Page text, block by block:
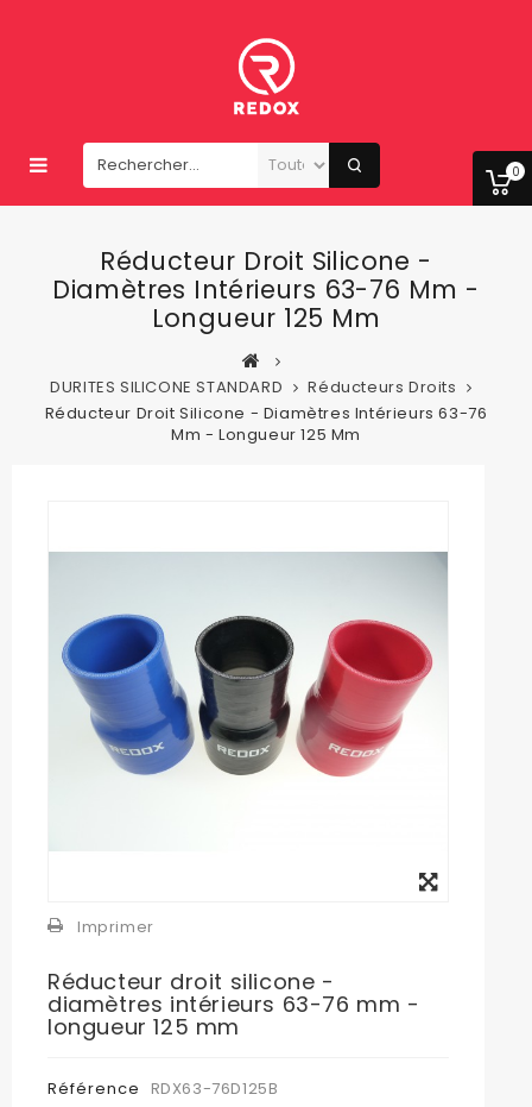
0
Réducteur Droit Silicone -
Diamètres Intérieurs 63-76 Mm -
Longueur 125 Mm
DURITES SILICONE STANDARD
Réducteurs Droits
Réducteur Droit Silicone - Diamètres Intérieurs 63-76
Mm - Longueur 125 Mm
Imprimer
Réducteur droit silicone -
diamètres intérieurs 63-76 mm -
longueur 125 mm
Référence
RDX63-76D125B